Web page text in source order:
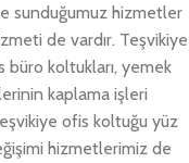
sunduğumuz hizmetler
de vardır. Teşvikiye
koltukları, yemek
kaplama işleri
ofis koltuğu yüz
hizmetlerimiz de